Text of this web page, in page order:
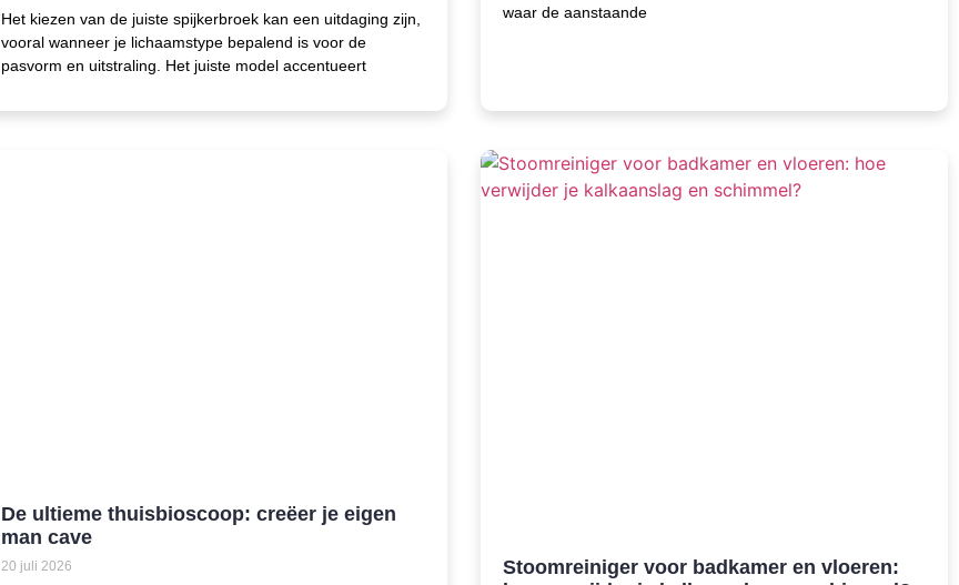
Het kiezen van de juiste spijkerbroek kan een uitdaging zijn,
vooral wanneer je lichaamstype bepalend is voor de
pasvorm en uitstraling. Het juiste model accentueert
waar de aanstaande
De ultieme thuisbioscoop: creëer je eigen
man cave
20 juli 2026
Stoomreiniger voor badkamer en vloeren: